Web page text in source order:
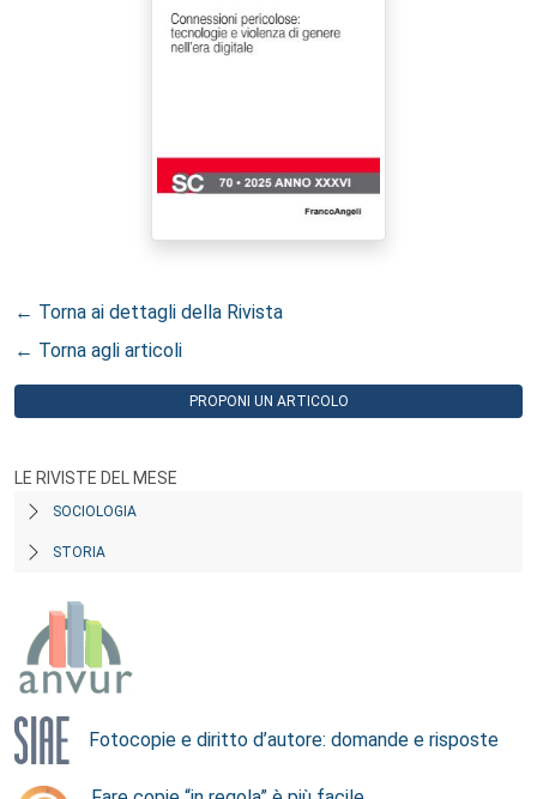
← Torna ai dettagli della Rivista
← Torna agli articoli
PROPONI UN ARTICOLO
LE RIVISTE DEL MESE
SOCIOLOGIA
STORIA
Fotocopie e diritto d’autore: domande e risposte